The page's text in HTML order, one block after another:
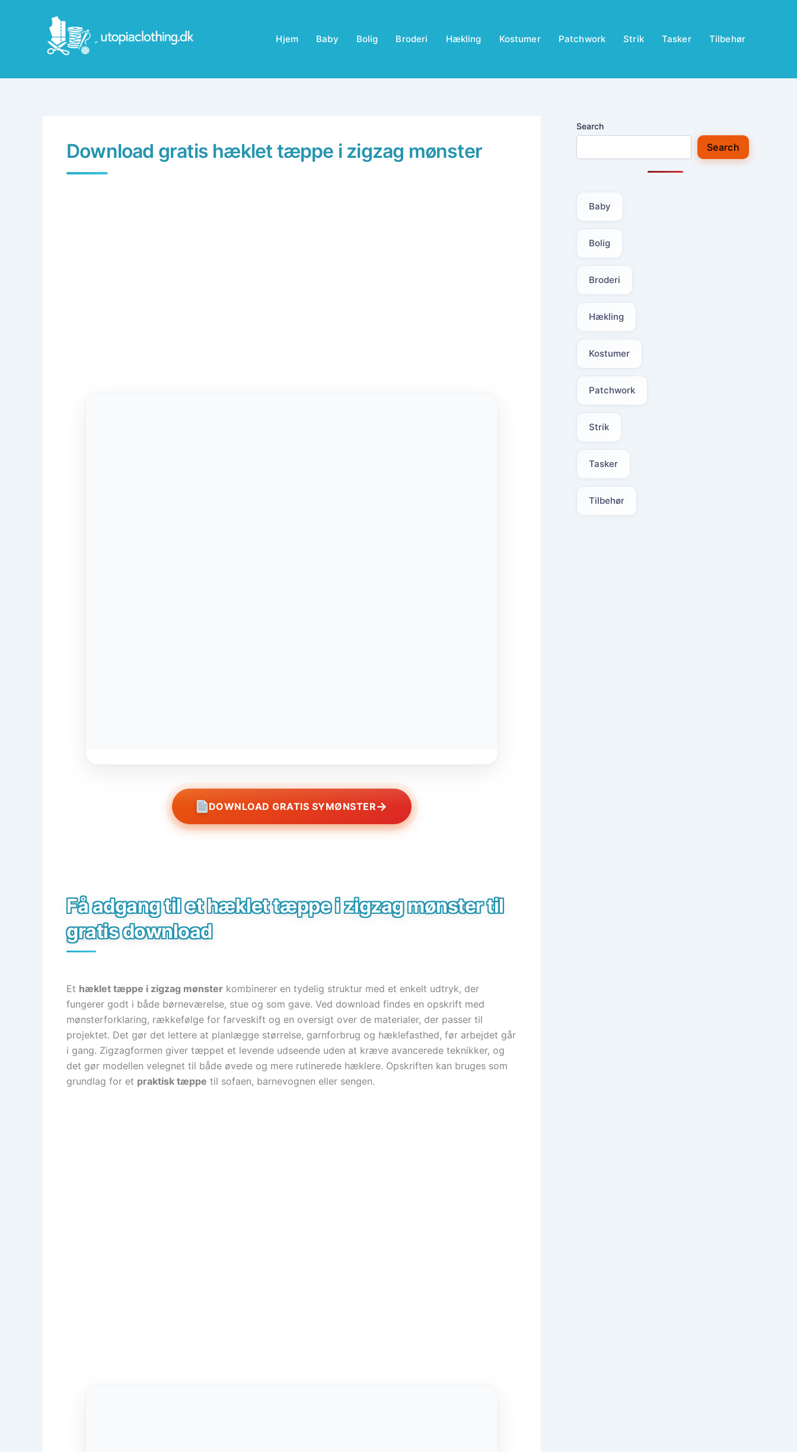
Hjem Baby Bolig Broderi Hækling Kostumer Patchwork Strik Tasker Tilbehør
Download gratis hæklet tæppe i zigzag mønster
DOWNLOAD GRATIS SYMØNSTER→
Få adgang til et hæklet tæppe i zigzag mønster til
gratis download
Et hæklet tæppe i zigzag mønster kombinerer en tydelig struktur med et enkelt udtryk, der
fungerer godt i både børneværelse, stue og som gave. Ved download findes en opskrift med
mønsterforklaring, rækkefølge for farveskift og en oversigt over de materialer, der passer til
projektet. Det gør det lettere at planlægge størrelse, garnforbrug og hæklefasthed, før arbejdet går
i gang. Zigzagformen giver tæppet et levende udseende uden at kræve avancerede teknikker, og
det gør modellen velegnet til både øvede og mere rutinerede hæklere. Opskriften kan bruges som
grundlag for et praktisk tæppe til sofaen, barnevognen eller sengen.
Search
Search
Baby
Bolig
Broderi
Hækling
Kostumer
Patchwork
Strik
Tasker
Tilbehør